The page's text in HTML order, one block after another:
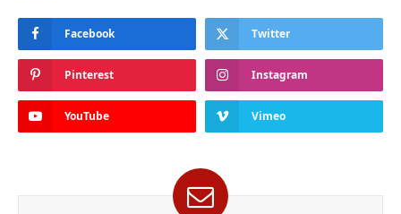
Facebook Twitter
Pinterest Instagram
YouTube Vimeo